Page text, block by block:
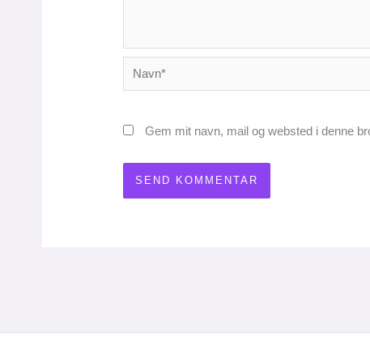
Navn*
Gem mit navn, mail og websted i denne